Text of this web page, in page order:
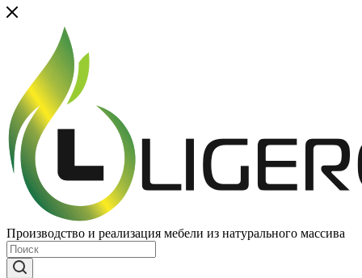
Производство и реализация мебели из натурального массива